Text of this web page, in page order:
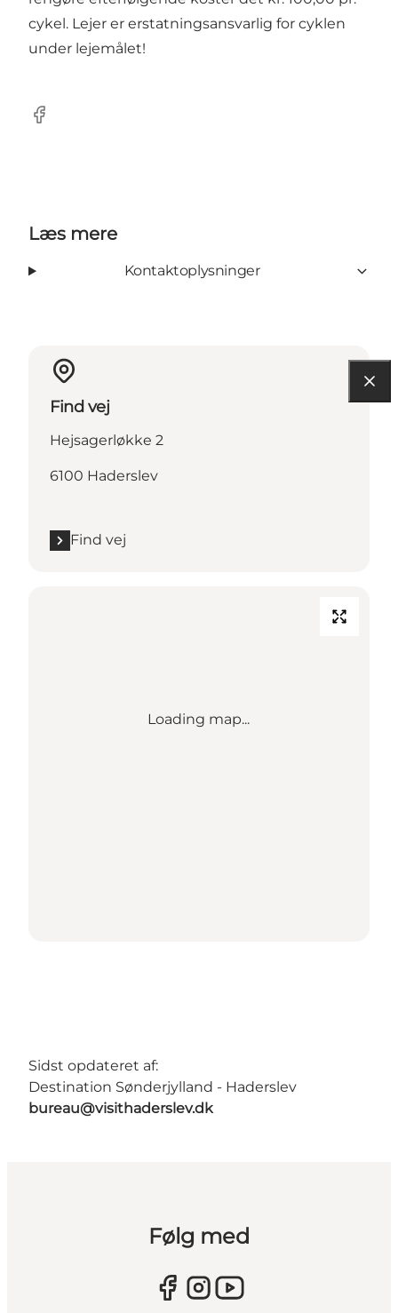
cykel. Lejer er erstatningsansvarlig for cyklen
under lejemålet!
facebook
Læs mere
Kontaktoplysninger
Find vej
Hejsagerløkke 2
6100 Haderslev
Find vej
Loading map...
Sidst opdateret af:
Destination Sønderjylland - Haderslev
bureau@visithaderslev.dk
Følg med